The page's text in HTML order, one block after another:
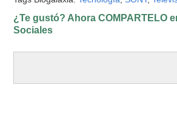
¿Te gustó? Ahora COMPARTELO
Sociales